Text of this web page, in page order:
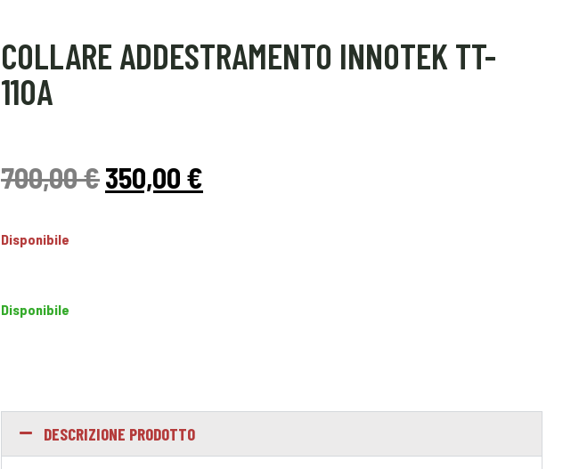
COLLARE ADDESTRAMENTO INNOTEK TT-
110A
700,00€350,00 €
Disponibile
Disponibile
DESCRIZIONE PRODOTTO